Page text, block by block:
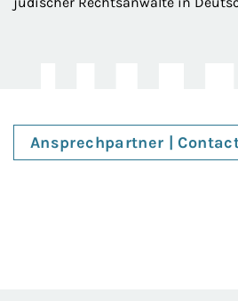
Ansprechpartner |